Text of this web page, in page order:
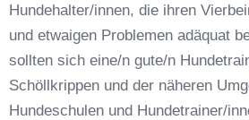
Hundetrainer Ausbildung in
online
Hundezubehör für das
Hundespielzeug zur
Preisvergleich der
Hundehalter/innen, die ihren
und etwaigen Problemen adäquat
sollten sich eine/n gute/n
Schöllkrippen und der näheren
Hundeschulen und Hundetrainer/